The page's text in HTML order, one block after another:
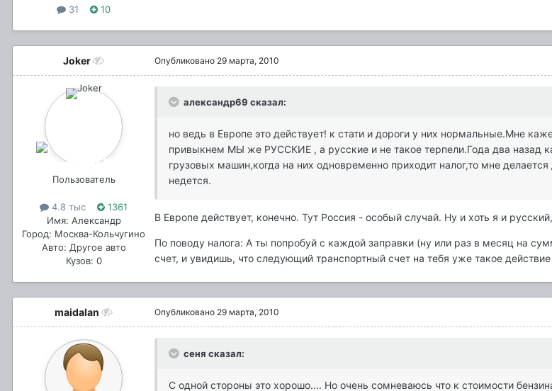
31 10
Joker
Пользователь
4.8 тыс
1361
Имя: Александр
Город: Москва-Кольчугино
Авто: Другое авто
Кузов: 0
Опубликовано 29 марта, 2010
александр69 сказал:
но ведь в Европе это действует! к стати и дороги у них нормальные.Мне
привыкнем МЫ же РУССКИЕ , а русские и не такое терпели.Года два назад
грузовых машин,когда на них одновременно приходит налог,то мне
недется.
В Европе действует, конечно. Тут Россия - особый случай. Ну и хоть я и
По поводу налога: А ты попробуй с каждой заправки (ну или раз в месяц на
счет, и увидишь, что следующий транспортный счет на тебя уже такое
maidalan Опубликовано 29 марта, 2010
сеня сказал:
С одной стороны это хорошо.... Но очень сомневаюсь что к стоимости